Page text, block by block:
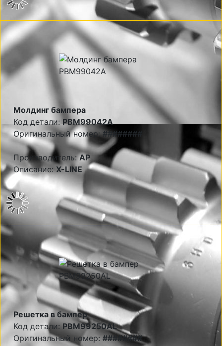
Молдинг бампера
Код детали:PBM99042A
Оригинальный номер:########
Производитель:AP
Описание: X-LINE
Решетка в бампер
Код детали:PBM99250AL
Оригинальный номер:########